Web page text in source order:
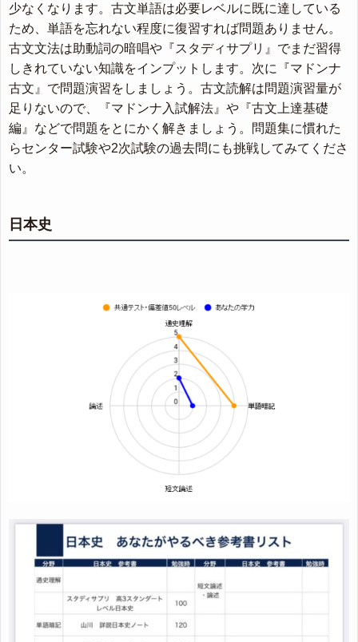
少なくなります。古文単語は必要レベルに既に達している
ため、単語を忘れない程度に復習すれば問題ありません。
古文文法は助動詞の暗唱や『スタディサプリ』でまだ習得
しきれていない知識をインプットします。次に『マドンナ
古文』で問題演習をしましょう。古文読解は問題演習量が
足りないので、『マドンナ入試解法』や『古文上達基礎
編』などで問題をとにかく解きましょう。問題集に慣れた
らセンター試験や2次試験の過去問にも挑戦してみてくださ
い。
日本史